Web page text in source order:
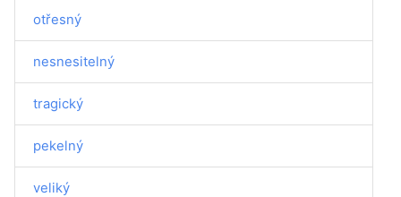
otřesný
nesnesitelný
tragický
pekelný
veliký